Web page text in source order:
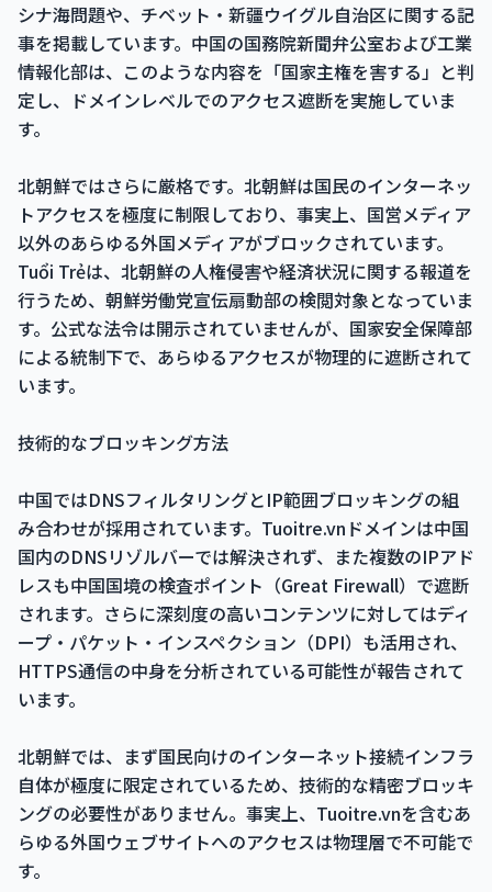
シナ海問題や、チベット・新疆ウイグル自治区に関する記
事を掲載しています。中国の国務院新聞弁公室および工業
情報化部は、このような内容を「国家主権を害する」と判
定し、ドメインレベルでのアクセス遮断を実施していま
す。
北朝鮮ではさらに厳格です。北朝鮮は国民のインターネッ
トアクセスを極度に制限しており、事実上、国営メディア
以外のあらゆる外国メディアがブロックされています。
Tuổi Trẻは、北朝鮮の人権侵害や経済状況に関する報道を
行うため、朝鮮労働党宣伝扇動部の検閲対象となっていま
す。公式な法令は開示されていませんが、国家安全保障部
による統制下で、あらゆるアクセスが物理的に遮断されて
います。
技術的なブロッキング方法
中国ではDNSフィルタリングとIP範囲ブロッキングの組
み合わせが採用されています。Tuoitre.vnドメインは中国
国内のDNSリゾルバーでは解決されず、また複数のIPアド
レスも中国国境の検査ポイント（Great Firewall）で遮断
されます。さらに深刻度の高いコンテンツに対してはディ
ープ・パケット・インスペクション（DPI）も活用され、
HTTPS通信の中身を分析されている可能性が報告されて
います。
北朝鮮では、まず国民向けのインターネット接続インフラ
自体が極度に限定されているため、技術的な精密ブロッキ
ングの必要性がありません。事実上、Tuoitre.vnを含むあ
らゆる外国ウェブサイトへのアクセスは物理層で不可能で
す。